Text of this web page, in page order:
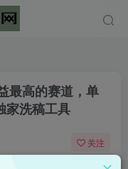
最高的赛道，单
家洗稿工具
关注